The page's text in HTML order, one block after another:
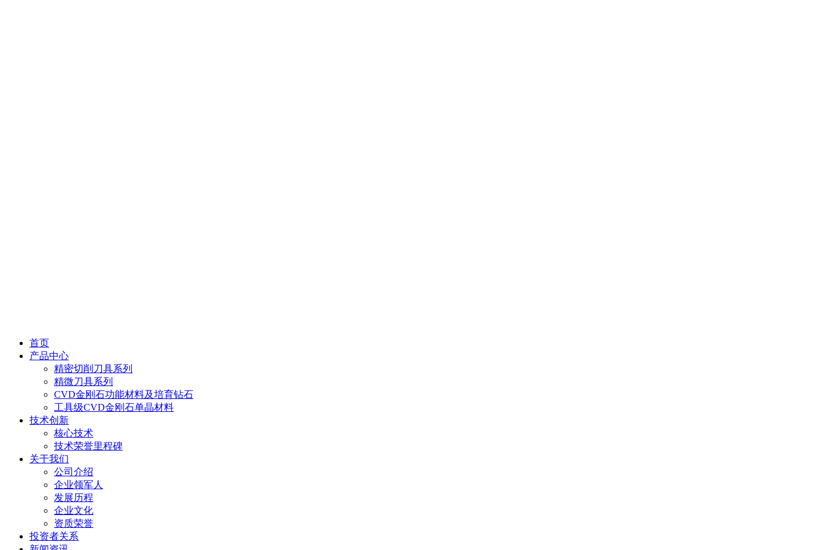
首页
产品中心
精密切削刀具系列
精微刀具系列
CVD金刚石功能材料及培育钻石
工具级CVD金刚石单晶材料
技术创新
核心技术
技术荣誉里程碑
关于我们
公司介绍
企业领军人
发展历程
企业文化
资质荣誉
投资者关系